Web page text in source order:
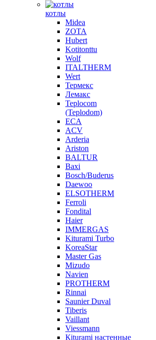
котлы
Midea
ZOTA
Hubert
Kotitonttu
Wolf
ITALTHERM
Wert
Термекс
Лемакс
Teplocom
(Teplodom)
ECA
ACV
Arderia
Ariston
BALTUR
Baxi
Bosch/Buderus
Daewoo
ELSOTHERM
Ferroli
Fondital
Haier
IMMERGAS
Kiturami Turbo
KoreaStar
Master Gas
Mizudo
Navien
PROTHERM
Rinnai
Saunier Duval
Tiberis
Vaillant
Viessmann
Кiturami настенные